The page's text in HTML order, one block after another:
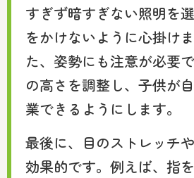
すぎず暗すぎない照明を
をかけないように心掛け
た、姿勢にも注意が必要
の高さを調整し、子供が
業できるようにします。
最後に、目のストレッチ
効果的です。例えば、指